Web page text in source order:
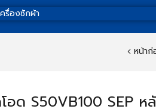
ครื่องซักผ้า
หน้าก่
อด S50VB100 SEP ห